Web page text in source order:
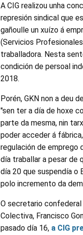
A CIG realizou unha
represión sindical que
gañoulle un xuízo á
(Servicios
traballadora. Nesta
condición de persoal
2018.
Porén, GKN non a deu
"sen ter a día de hoxe
parte da mesma, nin
poder acceder á
regulación de emprego
día traballar a pesar de
día 20 que suspendía o
polo incremento da
O secretario
Colectiva, Francisco
pasado día 16, a CIG